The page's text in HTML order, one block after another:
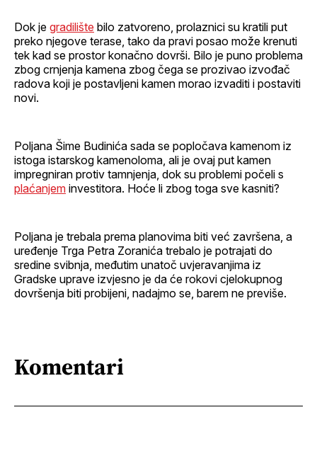
Dok je gradilište bilo zatvoreno, prolaznici su kratili put
preko njegove terase, tako da pravi posao može krenuti
tek kad se prostor konačno dovrši. Bilo je puno problema
zbog crnjenja kamena zbog čega se prozivao izvođač
radova koji je postavljeni kamen morao izvaditi i postaviti
novi.
Poljana Šime Budinića sada se popločava kamenom iz
istoga istarskog kamenoloma, ali je ovaj put kamen
impregniran protiv tamnjenja, dok su problemi počeli s
plaćanjem investitora. Hoće li zbog toga sve kasniti?
Poljana je trebala prema planovima biti već završena, a
uređenje Trga Petra Zoranića trebalo je potrajati do
sredine svibnja, međutim unatoč uvjeravanjima iz
Gradske uprave izvjesno je da će rokovi cjelokupnog
dovršenja biti probijeni, nadajmo se, barem ne previše.
Komentari